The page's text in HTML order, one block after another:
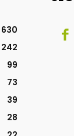
630
242
99
73
39
28